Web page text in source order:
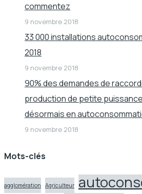
commentez
9 novembre 2018
33 000 installations
2018
9 novembre 2018
90% des demandes de
production de petite
désormais en
9 novembre 2018
Mots-clés
agglomération Agriculteur